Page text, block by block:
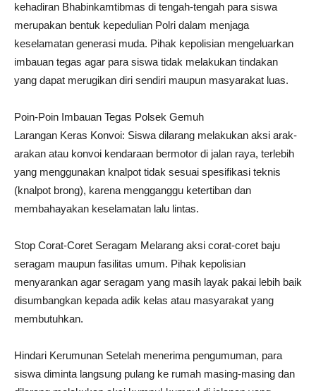
kehadiran Bhabinkamtibmas di tengah-tengah para siswa
merupakan bentuk kepedulian Polri dalam menjaga
keselamatan generasi muda. Pihak kepolisian mengeluarkan
imbauan tegas agar para siswa tidak melakukan tindakan
yang dapat merugikan diri sendiri maupun masyarakat luas.
Poin-Poin Imbauan Tegas Polsek Gemuh
Larangan Keras Konvoi: Siswa dilarang melakukan aksi arak-
arakan atau konvoi kendaraan bermotor di jalan raya, terlebih
yang menggunakan knalpot tidak sesuai spesifikasi teknis
(knalpot brong), karena mengganggu ketertiban dan
membahayakan keselamatan lalu lintas.
Stop Corat-Coret Seragam Melarang aksi corat-coret baju
seragam maupun fasilitas umum. Pihak kepolisian
menyarankan agar seragam yang masih layak pakai lebih baik
disumbangkan kepada adik kelas atau masyarakat yang
membutuhkan.
Hindari Kerumunan Setelah menerima pengumuman, para
siswa diminta langsung pulang ke rumah masing-masing dan